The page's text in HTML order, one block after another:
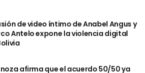
de video íntimo de Anabel Angus y
Antelo expone la violencia digital
afirma que el acuerdo 50/50 ya